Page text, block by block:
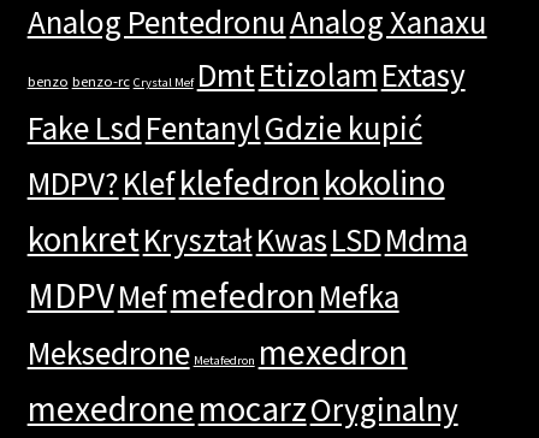
Analog PentedronuAnalog Xanaxu
benzo benzo-rc Crystal Mef DmtEtizolamExtasy
Fake Lsd FentanylGdzie kupić
MDPV?Klefklefedronkokolino
konkretKryształKwasLSDMdma
MDPVMefmefedron Mefka
Meksedrone Metafedron mexedron
mexedronemocarzOryginalny